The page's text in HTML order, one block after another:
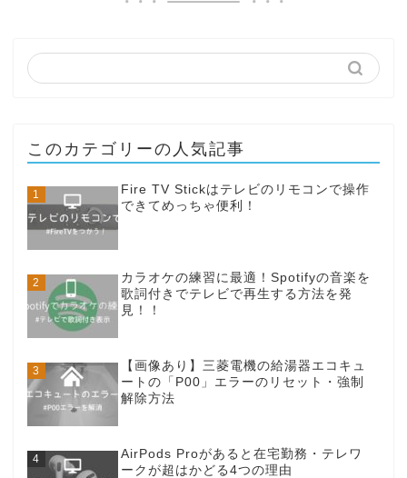
このカテゴリーの人気記事
Fire TV Stickはテレビのリモコンで操作
できてめっちゃ便利！
カラオケの練習に最適！Spotifyの音楽を
歌詞付きでテレビで再生する方法を発
見！！
【画像あり】三菱電機の給湯器エコキュ
ートの「P00」エラーのリセット・強制
解除方法
AirPods Proがあると在宅勤務・テレワ
ークが超はかどる4つの理由